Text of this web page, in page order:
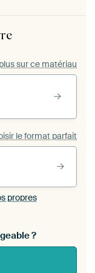
sur ce matériau
le format parfait
propres
?